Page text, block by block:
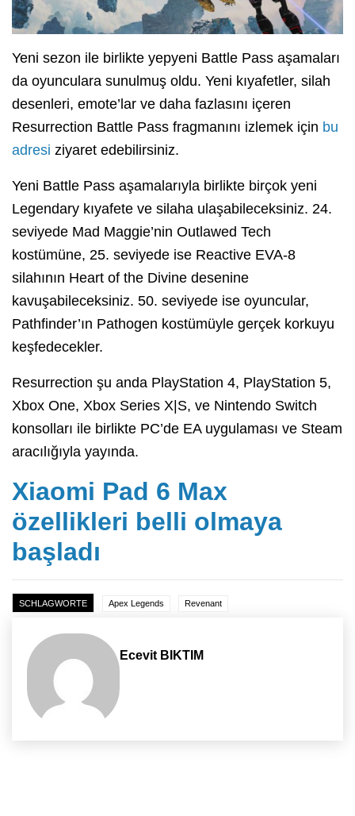
Yeni sezon ile birlikte yepyeni Battle Pass aşamaları
da oyunculara sunulmuş oldu. Yeni kıyafetler, silah
desenleri, emote’lar ve daha fazlasını içeren
Resurrection Battle Pass fragmanını izlemek için bu
adresi ziyaret edebilirsiniz.
Yeni Battle Pass aşamalarıyla birlikte birçok yeni
Legendary kıyafete ve silaha ulaşabileceksiniz. 24.
seviyede Mad Maggie’nin Outlawed Tech
kostümüne, 25. seviyede ise Reactive EVA-8
silahının Heart of the Divine desenine
kavuşabileceksiniz. 50. seviyede ise oyuncular,
Pathfinder’ın Pathogen kostümüyle gerçek korkuyu
keşfedecekler.
Resurrection şu anda PlayStation 4, PlayStation 5,
Xbox One, Xbox Series X|S, ve Nintendo Switch
konsolları ile birlikte PC’de EA uygulaması ve Steam
aracılığıyla yayında.
Xiaomi Pad 6 Max
özellikleri belli olmaya
başladı
SCHLAGWORTE Apex Legends Revenant
Ecevit BIKTIM